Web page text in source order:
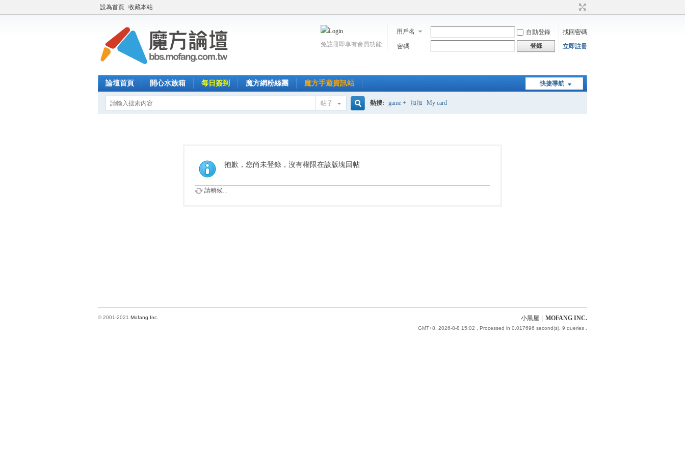
設為首頁 收藏本站
用戶名 自動登錄
找回密碼
密碼
登錄 立即註冊
免註冊即享有會員功能
快捷導航
論壇首頁 開心水族箱 每日簽到 魔方網粉絲團 魔方手遊資訊站
帖子
索
熱搜: game + 加加 My card
抱歉，您尚未登錄，沒有權限在該版塊回帖
請稍候...
小黑屋 MOFANG INC.
GMT+8, 2026-8-8 15:02 , Processed in 0.017696 second(s), 9 queries .
© 2001-2021 Mofang Inc.